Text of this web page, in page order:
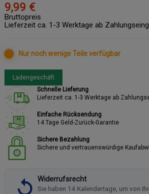
9,99 €
Bruttopreis
Lieferzeit ca. 1-3 Werktage ab
Nur noch wenige Teile verfügbar
Ladengeschäft
Schnelle Lieferung
Lieferzeit ca. 1-3 Werktage ab
Einfache Rücksendung
14 Tage Geld-Zurück-Garantie
Sichere Bezahlung
Sichere und vertrauenswürdige
Widerrufsrecht
Sie haben 14 Kalendertage, um von